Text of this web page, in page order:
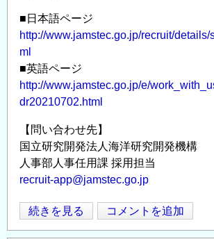
究
公
募
情
報
門
地
震
発
生
帯
研
究
セ
ン
ー
海
■日本語ページ
http://www.jamstec.go.jp/recruit/
ml
■英語ページ
http://www.jamstec.go.jp/e/
dr20210702.html
【問い合わせ先】
国立研究開発法人海洋研究開発機構
人事部人事任用課 採用担当
recruit-app@jamstec.go.jp
国
立
続きを見る コメントを追加